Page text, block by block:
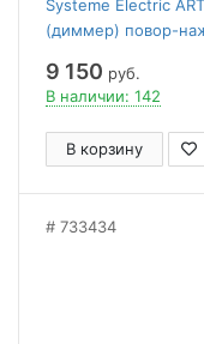
Systeme Electric
(диммер) повор-
9 150 руб.
В наличии: 142
В корзину
733434